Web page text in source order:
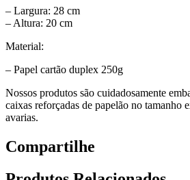
– Largura: 28 cm
– Altura: 20 cm
Material:
– Papel cartão duplex 250g
Nossos produtos são cuidadosamente
caixas reforçadas de papelão no tamanho
avarias.
Compartilhe